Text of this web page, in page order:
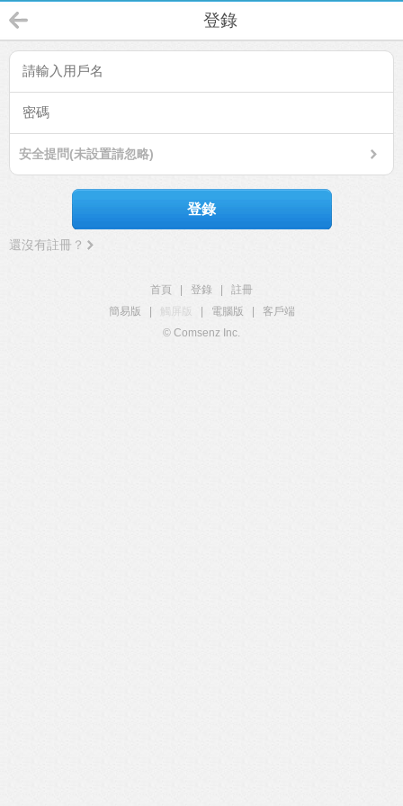
登錄
安全提問(未設置請忽略)
登錄
還沒有註冊？
首頁 登錄
註冊
簡易版
觸屏版 電腦版
客戶端
© Comsenz Inc.